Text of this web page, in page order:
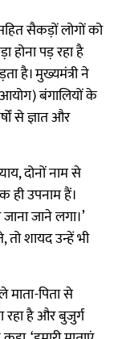
सैकड़ों लोगों को
पड़ रहा है
है। मुख्यमंत्री ने
आयोग) बंगालियों के
से ज्ञात और
दोनों नाम से
ही उपनाम हैं।
जाने लगा।’
तो शायद उन्हें भी
माता-पिता से
रहा है और बुजुर्ग